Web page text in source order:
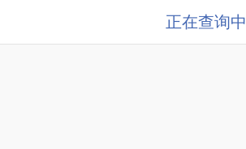
正在查询中